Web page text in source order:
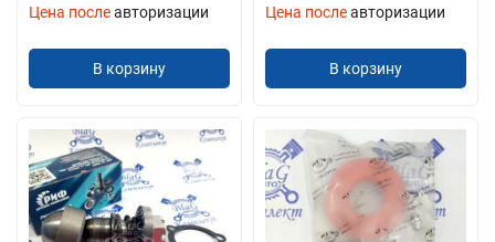
Цена послеавторизации
В корзину
Цена послеавторизации
В корзину